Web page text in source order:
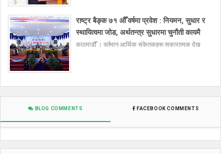
राष्ट्र बैङ्क ७१ औँ वर्षमा प्रवेश : नियमन, सुधार र
स्थायित्वमा जोड, अर्थतन्त्र सुधारमा चुनौती कायमै
काठमाडौँ । वर्तमान आर्थिक संकेतकहरू सकारात्मक देख
BLOG COMMENTS FACEBOOK COMMENTS